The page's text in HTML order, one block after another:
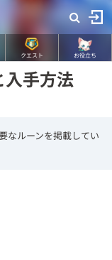
クエスト お役立ち
手方法
なルーンを掲載してい